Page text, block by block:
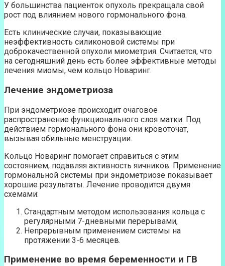
У большинства пациенток опухоль прекращала свой
рост под влиянием нового гормонального фона.
Есть клинические случаи, показывающие
неэффективность силиконовой системы при
доброкачественной опухоли миометрия. Считается, что
на сегодняшний день есть более эффективные методы
лечения миомы, чем кольцо Новаринг.
Лечение эндометриоза
При эндометриозе происходит очаговое
распространение функционального слоя матки. Под
действием гормонального фона они кровоточат,
вызывая обильные менструации.
Кольцо Новаринг помогает справиться с этим
состоянием, подавляя активность яичников. Применение
гормональной системы при эндометриозе показывает
хорошие результаты. Лечение проводится двумя
схемами:
Стандартным методом использования кольца с
регулярными 7-дневными перерывами,
Непрерывным применением системы на
протяжении 3-6 месяцев.
Применение во время беременности и ГВ